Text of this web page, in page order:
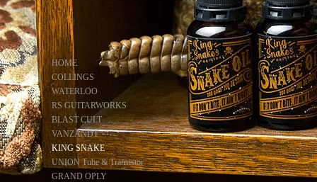
HOME
COLLINGS
WATERLOO
RS GUITARWORKS
BLAST CULT
VANZANDT
KING SNAKE
UNION Tube & Transistor
GRAND OPLY